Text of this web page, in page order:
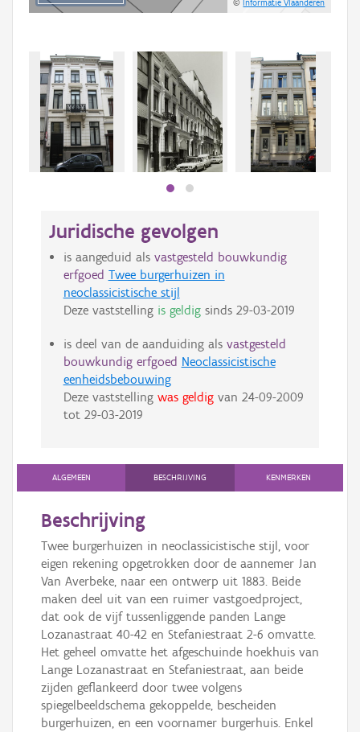
©Informatie Vlaanderen
Juridische gevolgen
is aangeduid als vastgesteld bouwkundig
erfgoed Twee burgerhuizen in
neoclassicistische stijl
Deze vaststelling is geldigsinds 29-03-2019
is deel van de aanduiding als vastgesteld
bouwkundig erfgoed Neoclassicistische
eenheidsbebouwing
Deze vaststelling was geldigvan 24-09-2009
tot 29-03-2019
ALGEMEEN BESCHRIJVING KENMERKEN
Beschrijving
Twee burgerhuizen in neoclassicistische stijl, voor
eigen rekening opgetrokken door de aannemer Jan
Van Averbeke, naar een ontwerp uit 1883. Beide
maken deel uit van een ruimer vastgoedproject,
dat ook de vijf tussenliggende panden Lange
Lozanastraat 40-42 en Stefaniestraat 2-6 omvatte.
Het geheel omvatte het afgeschuinde hoekhuis van
Lange Lozanastraat en Stefaniestraat, aan beide
zijden geflankeerd door twee volgens
spiegelbeeldschema gekoppelde, bescheiden
burgerhuizen, en een voornamer burgerhuis. Enkel